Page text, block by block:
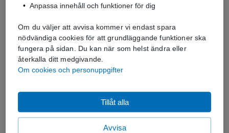
Anpassa innehåll och funktioner för dig
Om du väljer att avvisa kommer vi endast spara
nödvändiga cookies för att grundläggande funktioner ska
fungera på sidan. Du kan när som helst ändra eller
återkalla ditt medgivande.
Om cookies och personuppgifter
Avvisa
Tillåt alla